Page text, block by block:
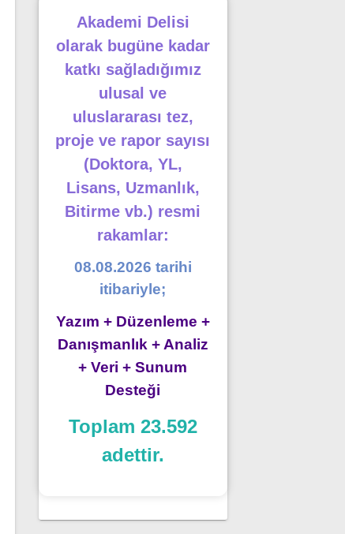
Akademi Delisi
olarak bugüne kadar
katkı sağladığımız
ulusal ve
uluslararası tez,
proje ve rapor sayısı
(Doktora, YL,
Lisans, Uzmanlık,
Bitirme vb.) resmi
rakamlar:
08.08.2026 tarihi
itibariyle;
Yazım + Düzenleme +
Danışmanlık + Analiz
+ Veri + Sunum
Desteği
Toplam 23.592
adettir.